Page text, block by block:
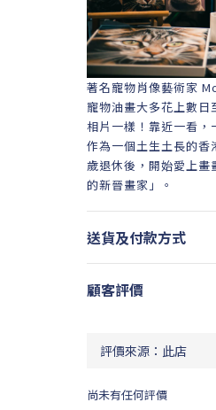
著名寵物肖像藝術家
寵物油畫大多花上數
相片一樣！靠近一看，
作為一個土生土長的
歲退休後，開始愛上
的新晉畫家」。
送貨及付款方式
顧客評價
尚未有任何評價